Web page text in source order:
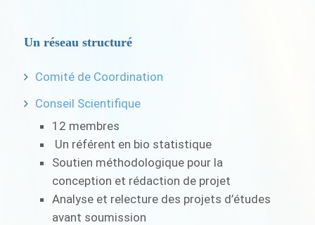
Un réseau structuré
Comité de Coordination
Conseil Scientifique
12 membres
Un référent en bio statistique
Soutien méthodologique pour la
conception et rédaction de projet
Analyse et relecture des projets d’études
avant soumission